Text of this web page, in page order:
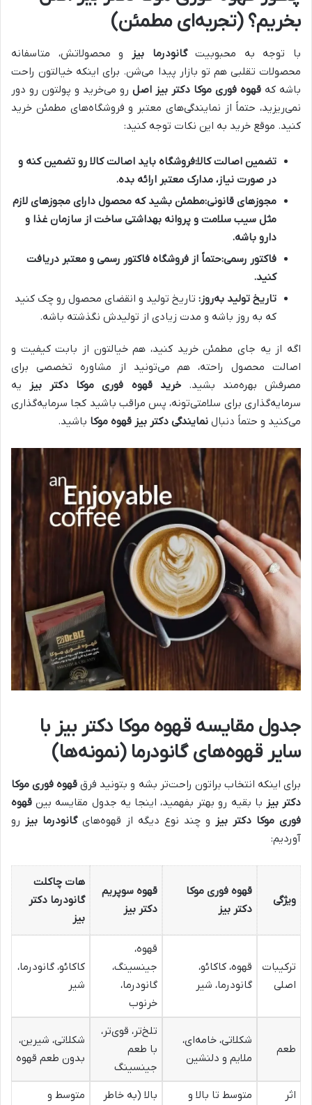
بخریم؟ (تجربه‌ای مطمئن)
با توجه به محبوبیتگانودرما بیز
و محصولاتش، متاسفانه
محصولات تقلبی هم تو بازار پیدا می‌شن. برای اینکه خیالتون راحت
باشه که قهوه فوری موکا دکتر بیز اصل رو می‌خرید و پولتون رو دور
نمی‌ریزید، حتماً از نمایندگی‌های معتبر و فروشگاه‌های مطمئن خرید
کنید. موقع خرید به این نکات توجه کنید:
تضمین اصالت کالا:فروشگاه باید اصالت کالا رو تضمین کنه و
در صورت نیاز، مدارک معتبر ارائه بده.
مجوزهای قانونی:مطمئن بشید که محصول دارای مجوزهای لازم
مثل سیب سلامت و پروانه بهداشتی ساخت از سازمان غذا و
دارو باشه.
فاکتور رسمی:حتماً از فروشگاه فاکتور رسمی و معتبر دریافت
کنید.
تاریخ تولید به‌روز: تاریخ تولید و انقضای محصول رو چک کنید
که به روز باشه و مدت زیادی از تولیدش نگذشته باشه.
اگه از یه جای مطمئن خرید کنید، هم خیالتون از بابت کیفیت و
اصالت محصول راحته، هم می‌تونید از مشاوره تخصصی برای
مصرفش بهره‌مند بشید.خرید قهوه فوری موکا دکتر بیز
یه
سرمایه‌گذاری برای سلامتی‌تونه، پس مراقب باشید کجا سرمایه‌گذاری
می‌کنید و حتماً دنبال نمایندگی دکتر بیز قهوه موکا باشید.
جدول مقایسه قهوه موکا دکتر بیز با
سایر قهوه‌های گانودرما (نمونه‌ها)
برای اینکه انتخاب براتون راحت‌تر بشه و بتونید فرق قهوه فوری موکا
دکتر بیز با بقیه رو بهتر بفهمید، اینجا یه جدول مقایسه بین قهوه
فوری موکا دکتر بیز و چند نوع دیگه از قهوه‌هایگانودرما بیز رو
آوردیم:
ویژگی
قهوه فوری موکا
دکتر بیز
قهوه سوپریم
دکتر بیز
هات چاکلت
گانودرما دکتر
بیز
ترکیبات
اصلی
قهوه، کاکائو،
گانودرما، شیر
قهوه،
جینسینگ،
گانودرما،
خرنوب
کاکائو، گانودرما،
شیر
طعم
شکلاتی، خامه‌ای،
ملایم و دلنشین
تلخ‌تر، قوی‌تر،
با طعم
جینسینگ
شکلاتی، شیرین،
بدون طعم قهوه
اثر
متوسط تا بالا و
بالا (به خاطر
متوسط و